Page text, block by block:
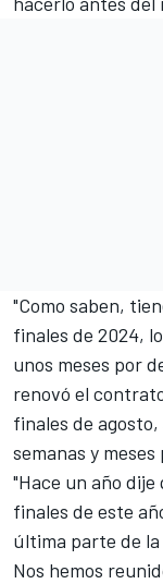
"Como saben,
finales de 2024,
unos meses por
renovó el
finales de
semanas y
"Hace un año
finales de este
última parte de
Nos hemos